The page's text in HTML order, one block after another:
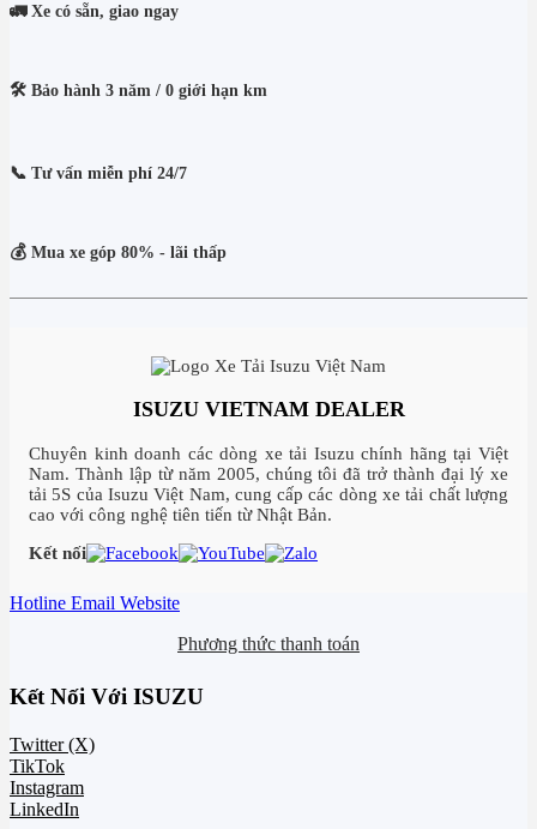
🚛 Xe có sẵn, giao ngay
🛠️ Bảo hành 3 năm / 0 giới hạn km
📞 Tư vấn miễn phí 24/7
💰 Mua xe góp 80% - lãi thấp
ISUZU VIETNAM DEALER
Chuyên kinh doanh các dòng xe tải Isuzu chính hãng tại Việt
Nam. Thành lập từ năm 2005, chúng tôi đã trở thành đại lý xe
tải 5S của Isuzu Việt Nam, cung cấp các dòng xe tải chất lượng
cao với công nghệ tiên tiến từ Nhật Bản.
Kết nối
Hotline Email Website
Phương thức thanh toán
Kết Nối Với ISUZU
Twitter (X)
TikTok
Instagram
LinkedIn